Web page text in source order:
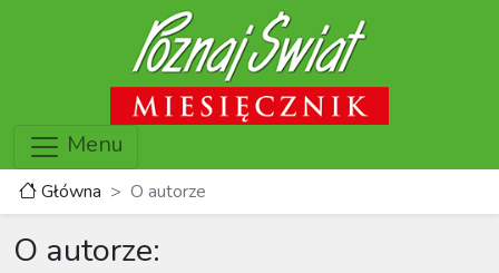
Menu
Główna O autorze
O autorze: